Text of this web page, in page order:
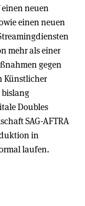
neuen
einen neuen
mehr als einer
gegen
Künstlicher
bislang
Doubles
SAG-AFTRA
in
laufen.